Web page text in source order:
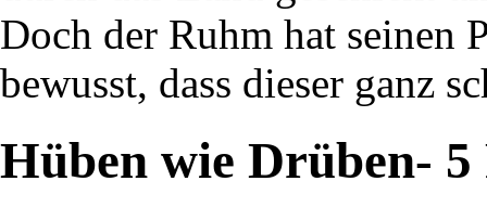
Doch der Ruhm hat seinen
bewusst, dass dieser ganz
Hüben wie Drüben-